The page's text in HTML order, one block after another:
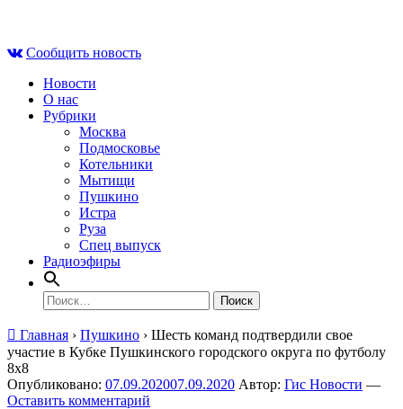
contentСообщить новость
Новости
О нас
Рубрики
Москва
Подмосковье
Котельники
Мытищи
Пушкино
Истра
Руза
Спец выпуск
Радиоэфиры
Найти:
Главная › Пушкино › Шесть команд подтвердили свое
участие в Кубке Пушкинского городского округа по футболу
8х8
Опубликовано: 07.09.202007.09.2020 Автор: Гис Новости —
Оставить комментарий